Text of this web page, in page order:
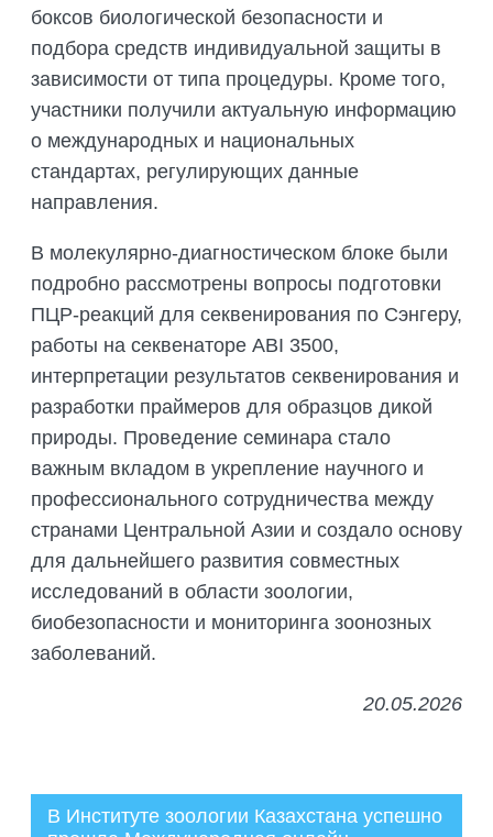
боксов биологической безопасности и
подбора средств индивидуальной защиты в
зависимости от типа процедуры. Кроме того,
участники получили актуальную информацию
о международных и национальных
стандартах, регулирующих данные
направления.
В молекулярно-диагностическом блоке были
подробно рассмотрены вопросы подготовки
ПЦР-реакций для секвенирования по Сэнгеру,
работы на секвенаторе ABI 3500,
интерпретации результатов секвенирования и
разработки праймеров для образцов дикой
природы. Проведение семинара стало
важным вкладом в укрепление научного и
профессионального сотрудничества между
странами Центральной Азии и создало основу
для дальнейшего развития совместных
исследований в области зоологии,
биобезопасности и мониторинга зоонозных
заболеваний.
20.05.2026
В Институте зоологии Казахстана успешно